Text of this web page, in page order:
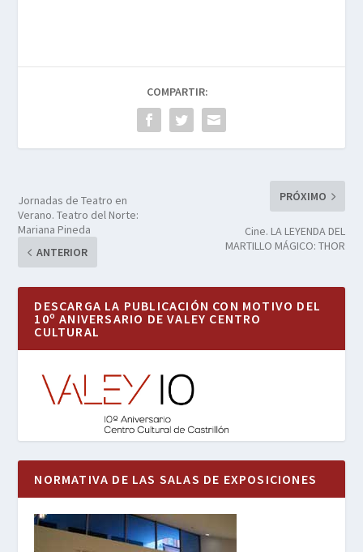
COMPARTIR:
Jornadas de Teatro en
Verano. Teatro del Norte:
Mariana Pineda
ANTERIOR
PRÓXIMO
Cine. LA LEYENDA DEL
MARTILLO MÁGICO: THOR
DESCARGA LA PUBLICACIÓN CON MOTIVO DEL
10º ANIVERSARIO DE VALEY CENTRO
CULTURAL
NORMATIVA DE LAS SALAS DE EXPOSICIONES